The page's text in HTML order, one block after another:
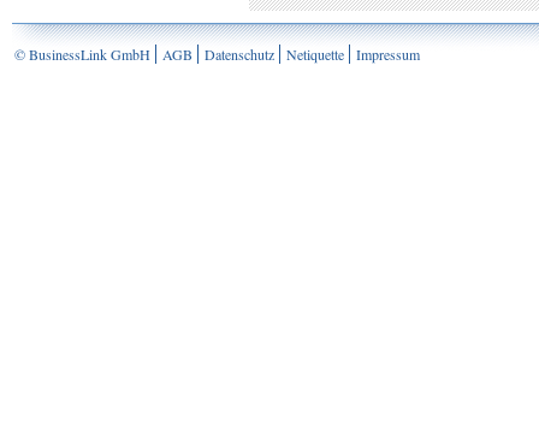
© BusinessLink GmbH AGB Datenschutz Netiquette Impressum